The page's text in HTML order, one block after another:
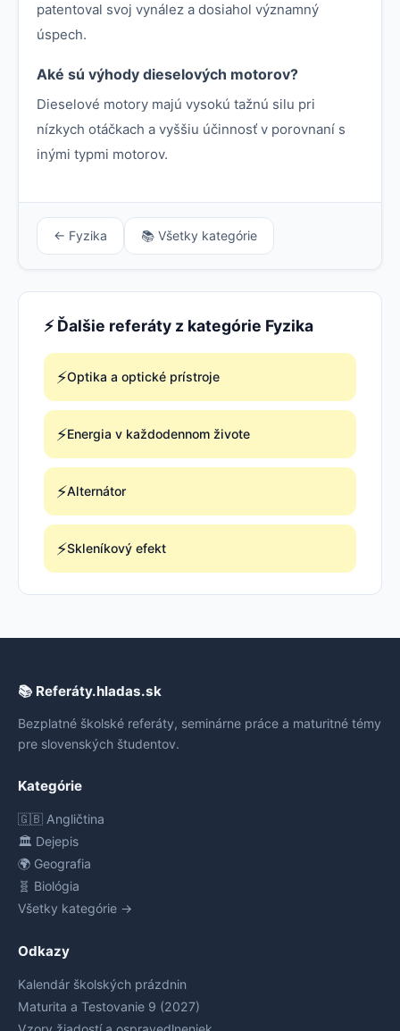
patentoval svoj vynález a dosiahol významný
úspech.
Aké sú výhody dieselových motorov?
Dieselové motory majú vysokú tažnú silu pri
nízkych otáčkach a vyššiu účinnosť v porovnaní s
inými typmi motorov.
← Fyzika 📚 Všetky kategórie
⚡ Ďalšie referáty z kategórie Fyzika
⚡Optika a optické prístroje
⚡Energia v každodennom živote
⚡Alternátor
⚡Skleníkový efekt
📚 Referáty.hladas.sk
Bezplatné školské referáty, seminárne práce a maturitné témy
pre slovenských študentov.
Kategórie
🇬🇧 Angličtina
🏛️ Dejepis
🌍 Geografia
🧬 Biológia
Všetky kategórie →
Odkazy
Kalendár školských prázdnin
Maturita a Testovanie 9 (2027)